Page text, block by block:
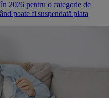
2026 pentru o categorie de
poate fi suspendată plata